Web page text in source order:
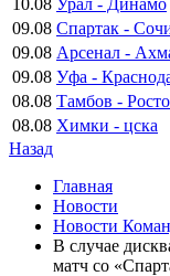
10.08 Урал - Динамо
09.08 Спартак -
09.08 Арсенал -
09.08 Уфа -
08.08 Тамбов -
08.08 Химки - цска
Назад
Главная
Новости
Новости
В случае
матч со